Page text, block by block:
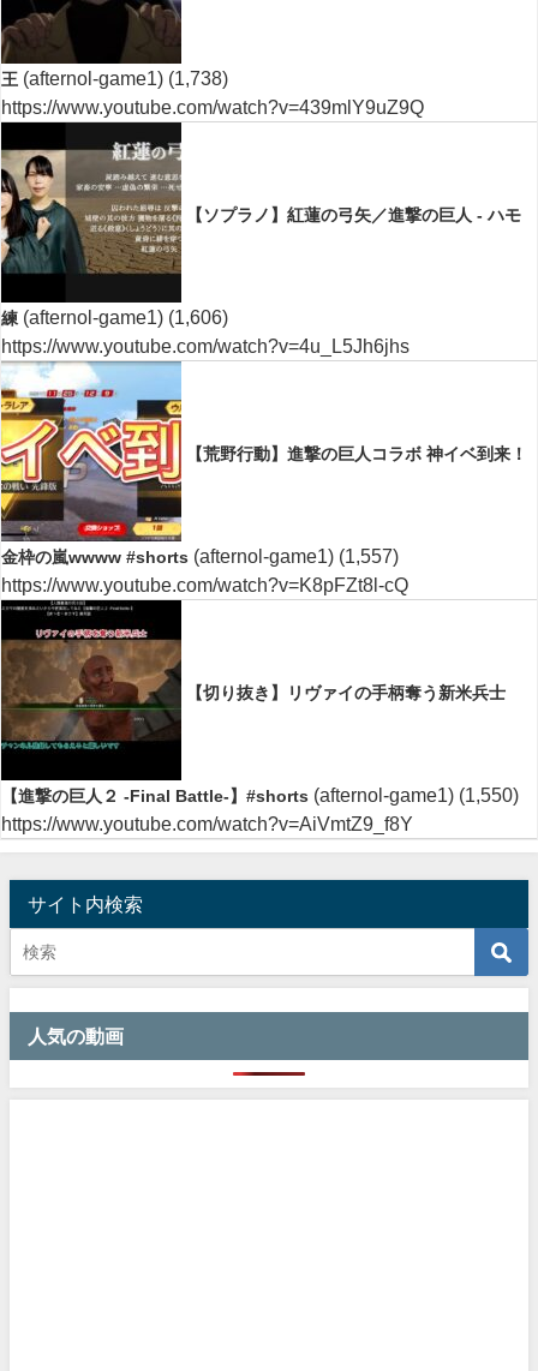
王 (afternol-game1) (1,738)
https://www.youtube.com/watch?v=439mlY9uZ9Q
【ソプラノ】紅蓮の弓矢／進撃の巨人 - ハモ
練 (afternol-game1) (1,606)
https://www.youtube.com/watch?v=4u_L5Jh6jhs
【荒野行動】進撃の巨人コラボ 神イベ到来！
金枠の嵐wwww #shorts (afternol-game1) (1,557)
https://www.youtube.com/watch?v=K8pFZt8l-cQ
【切り抜き】リヴァイの手柄奪う新米兵士
【進撃の巨人２ -Final Battle-】#shorts (afternol-game1) (1,550)
https://www.youtube.com/watch?v=AiVmtZ9_f8Y
サイト内検索
人気の動画